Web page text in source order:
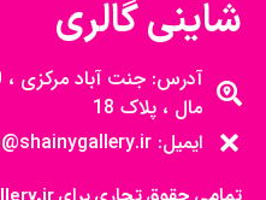
شاینی گالری
مال ، پلاک 18
ایمیل: info@shainygallery.ir